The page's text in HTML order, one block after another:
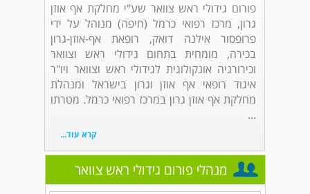
פורום גידולי ראש צוואר שע"י מחלקת אף אוזן
גרון, מרכז רפואי כרמל (חיפה) מנוהל על ידי
פרופסור אילנה דואק, רופאת אף-אוזן-גרון
בכירה, מומחית בתחום גידולי ראש וצוואר
וכירורגיה אונקולוגית לגידולי ראש וצוואר ויו"ר
איגוד רופאי אף אוזן וגרון בישראל ומנהלת
מחלקת אף אוזן גרון במרכז רפואי כרמל. מטרתו
...
קרא עוד...
מנהלי פורום גידולי ראש צוואר